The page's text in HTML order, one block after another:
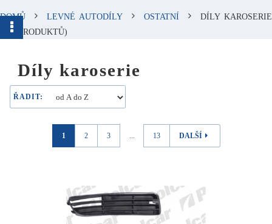
DOMŮ LEVNÉ AUTODÍLY OSTATNÍ
DÍLY KAROSERIE
(149 PRODUKTŮ)
Díly karoserie
ŘADIT:
1 2 3 ... 13 DALŠÍ